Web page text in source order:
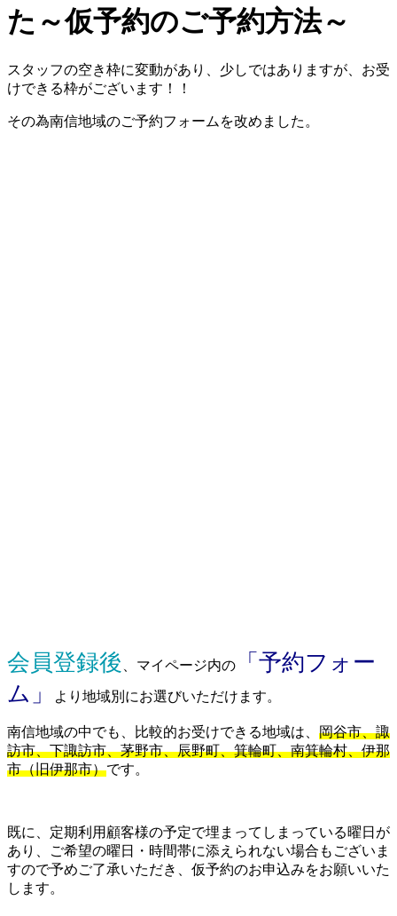
た～仮予約のご予約方法～
スタッフの空き枠に変動があり、少しではありますが、お受
けできる枠がございます！！
その為南信地域のご予約フォームを改めました。
会員登録後 、マイページ内の
「予約フォー
ム」
より地域別にお選びいただけます。
南信地域の中でも、比較的お受けできる地域は、 岡谷市、諏
訪市、下諏訪市、茅野市、辰野町、箕輪町、南箕輪村、伊那
市（旧伊那市）です。
既に、定期利用顧客様の予定で埋まってしまっている曜日が
あり、ご希望の曜日・時間帯に添えられない場合もございま
すので予めご了承いただき、仮予約のお申込みをお願いいた
します。